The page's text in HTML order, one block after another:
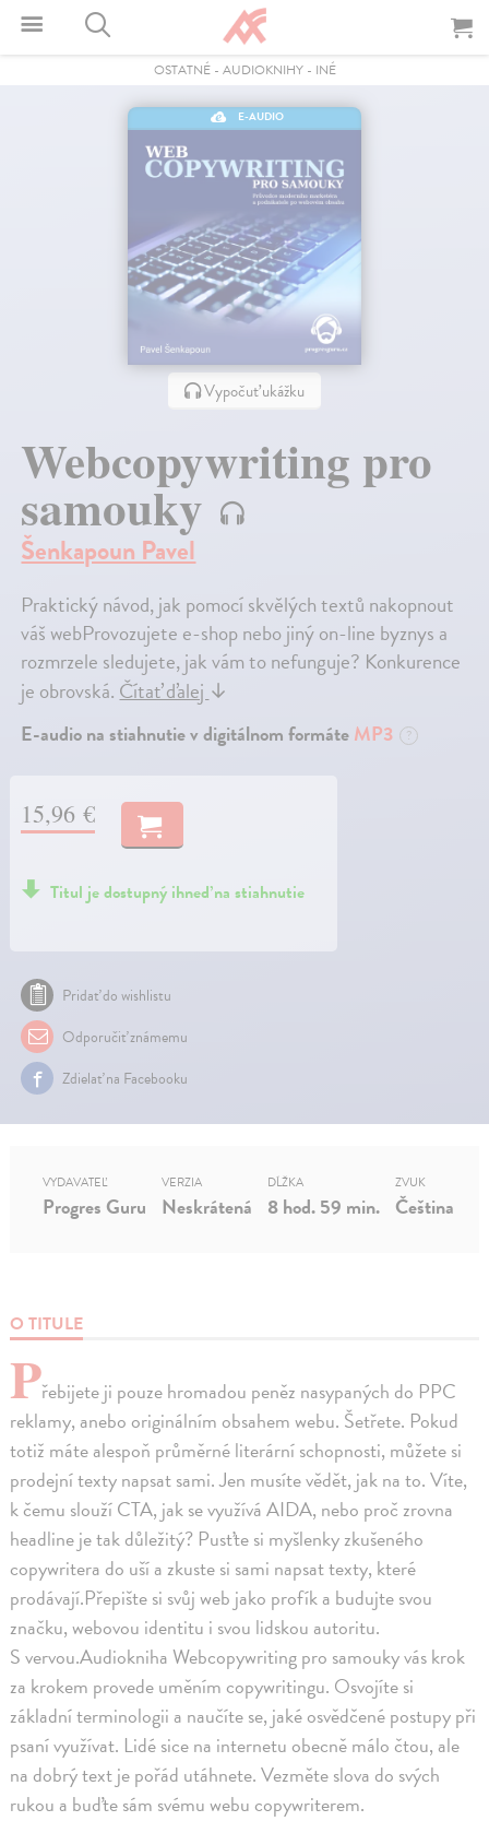
OSTATNÉ- AUDIOKNIHY- INÉ
E-AUDIO
Vypočuť ukážku
Webcopywriting pro
samouky
Šenkapoun Pavel
Praktický návod, jak pomocí skvělých textů nakopnout
váš webProvozujete e-shop nebo jiný on-line byznys a
rozmrzele sledujete, jak vám to nefunguje? Konkurence
je obrovská.Čítať ďalej↓
E-audio na stiahnutie v digitálnom formáteMP3 ?
15,96 €
Titul je dostupný ihneď na stiahnutie
Pridať do wishlistu
Odporučiť známemu
Zdielať na Facebooku
O TITULE
Přebijete ji pouze hromadou peněz nasypaných do PPC
reklamy, anebo originálním obsahem webu. Šetřete. Pokud
totiž máte alespoň průměrné literární schopnosti, můžete si
prodejní texty napsat sami. Jen musíte vědět, jak na to. Víte,
k čemu slouží CTA, jak se využívá AIDA, nebo proč zrovna
headline je tak důležitý? Pusťte si myšlenky zkušeného
copywritera do uší a zkuste si sami napsat texty, které
prodávají.Přepište si svůj web jako profík a budujte svou
značku, webovou identitu i svou lidskou autoritu.
S vervou.Audiokniha Webcopywriting pro samouky vás krok
za krokem provede uměním copywritingu. Osvojíte si
základní terminologii a naučíte se, jaké osvědčené postupy při
psaní využívat. Lidé sice na internetu obecně málo čtou, ale
na dobrý text je pořád utáhnete. Vezměte slova do svých
rukou a buďte sám svému webu copywriterem.
VYDAVATEĽ
Progres Guru
VERZIA
Neskrátená
DĹŽKA
8 hod. 59 min.
ZVUK
Čeština